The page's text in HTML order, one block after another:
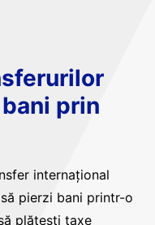
prin
internațional
pierzi bani printr-o
plătești taxe